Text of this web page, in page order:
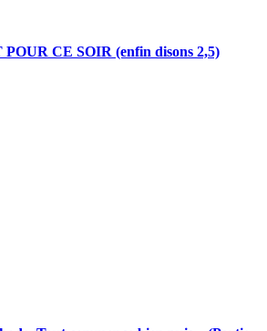
CE SOIR (enfin disons 2,5)